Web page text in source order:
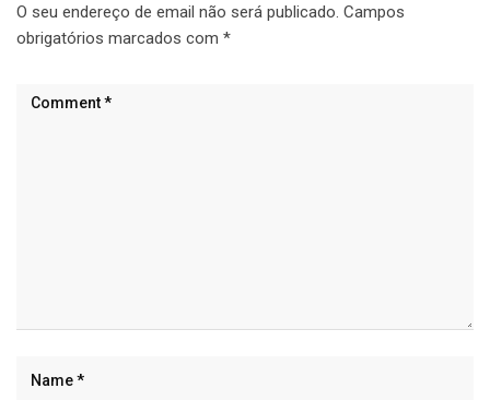
O seu endereço de email não será publicado. Campos
obrigatórios marcados com *